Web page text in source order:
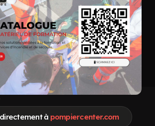
à pompiercenter.com
<Retour à la liste des SDIS
SDIS Calvados à
Caen (14)
DépartementCALVADOS
5 548 km² - 704 567 habitants
Informations mises à jour le 15 juin 2026
FONCTIONNELS